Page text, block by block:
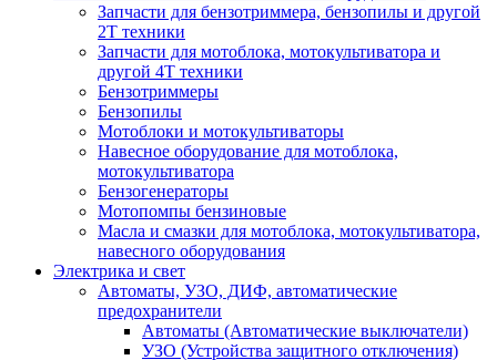
Запчасти для бензотриммера, бензопилы и другой
2Т техники
Запчасти для мотоблока, мотокультиватора и
другой 4Т техники
Бензотриммеры
Бензопилы
Мотоблоки и мотокультиваторы
Навесное оборудование для мотоблока,
мотокультиватора
Бензогенераторы
Мотопомпы бензиновые
Масла и смазки для мотоблока, мотокультиватора,
навесного оборудования
Электрика и свет
Автоматы, УЗО, ДИФ, автоматические
предохранители
Автоматы (Автоматические выключатели)
УЗО (Устройства защитного отключения)